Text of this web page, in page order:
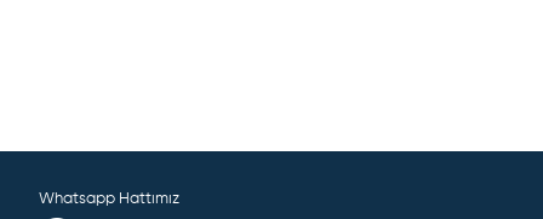
Whatsapp Hattımız